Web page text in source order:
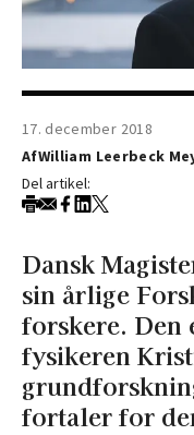
17. december 2018
AfWilliam Leerbeck
Del artikel:
Dansk
sin årlige
forskere. Den
fysikeren
fortaler for